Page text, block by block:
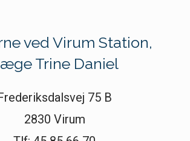
ved Virum Station,
Trine Daniel
75 B
2830 Virum